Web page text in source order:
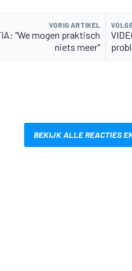
VORIG ARTIKEL
"We mogen praktisch
niets meer"
BEKIJK ALLE REACTIES